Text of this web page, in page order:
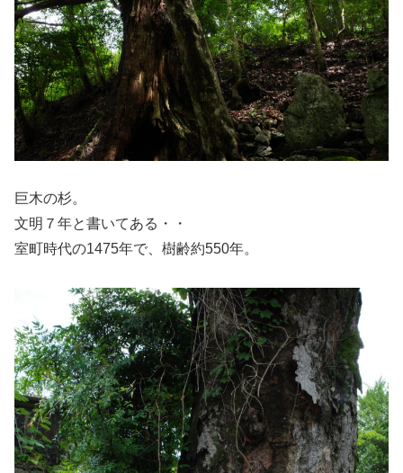
巨木の杉。
文明７年と書いてある・・
室町時代の1475年で、樹齢約550年。